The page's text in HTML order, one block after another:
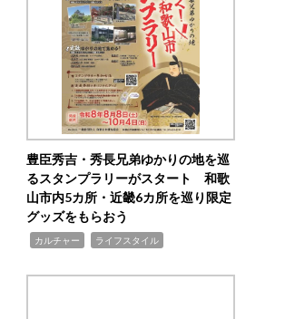
豊臣秀吉・秀長兄弟ゆかりの地を巡
るスタンプラリーがスタート 和歌
山市内5カ所・近畿6カ所を巡り限定
グッズをもらおう
カルチャー ライフスタイル